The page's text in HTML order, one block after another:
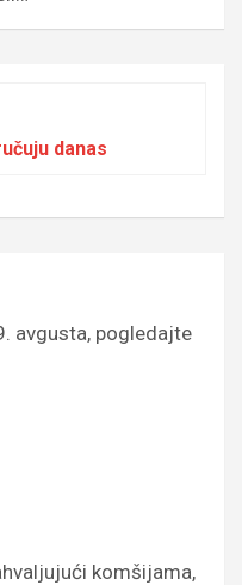
danas
avgusta, pogledajte
komšijama,